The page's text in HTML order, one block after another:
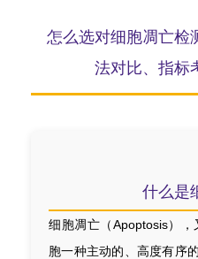
怎么选对细胞凋亡检
法对比、指标
什么是
细胞凋亡（Apoptosis）
胞一种主动的、高度有序